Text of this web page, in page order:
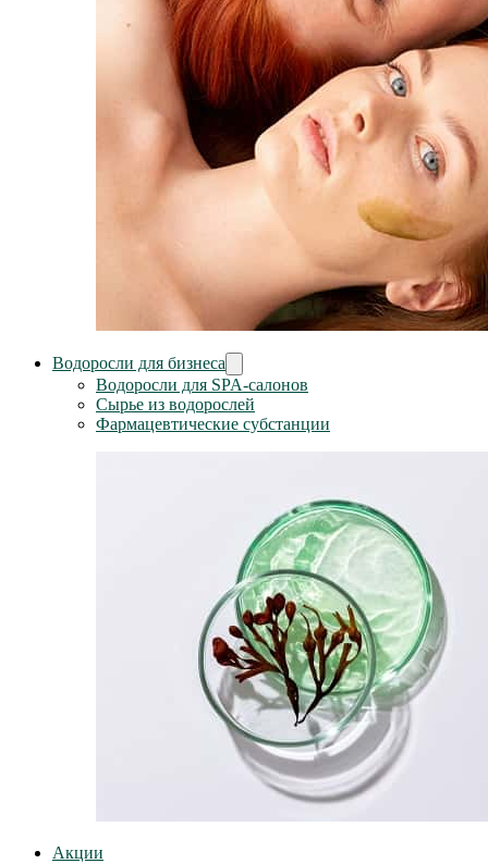
Водоросли для бизнеса
Водоросли для SPA-салонов
Сырье из водорослей
Фармацевтические субстанции
Акции